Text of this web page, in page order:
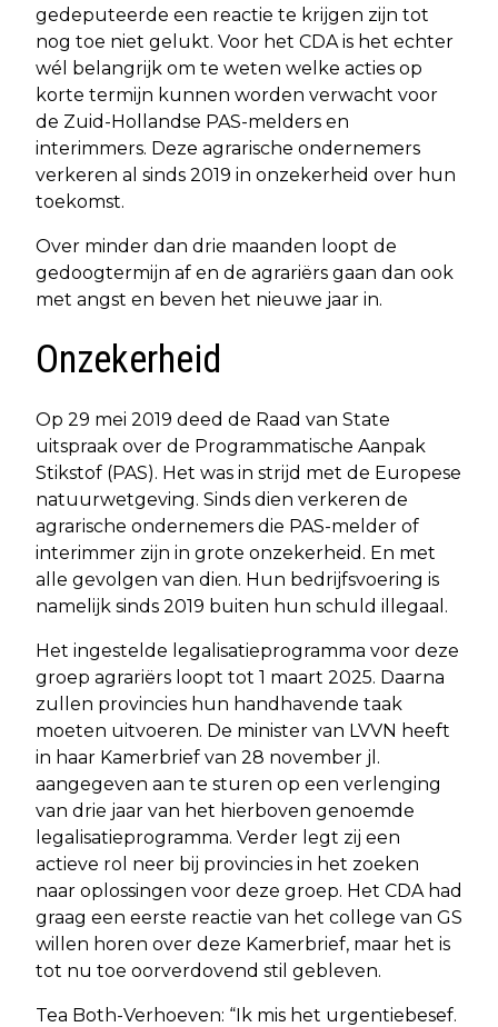
gedeputeerde een reactie te krijgen zijn tot
nog toe niet gelukt. Voor het CDA is het echter
wél belangrijk om te weten welke acties op
korte termijn kunnen worden verwacht voor
de Zuid-Hollandse PAS-melders en
interimmers. Deze agrarische ondernemers
verkeren al sinds 2019 in onzekerheid over hun
toekomst.
Over minder dan drie maanden loopt de
gedoogtermijn af en de agrariërs gaan dan ook
met angst en beven het nieuwe jaar in.
Onzekerheid
Op 29 mei 2019 deed de Raad van State
uitspraak over de Programmatische Aanpak
Stikstof (PAS). Het was in strijd met de Europese
natuurwetgeving. Sinds dien verkeren de
agrarische ondernemers die PAS-melder of
interimmer zijn in grote onzekerheid. En met
alle gevolgen van dien. Hun bedrijfsvoering is
namelijk sinds 2019 buiten hun schuld illegaal.
Het ingestelde legalisatieprogramma voor deze
groep agrariërs loopt tot 1 maart 2025. Daarna
zullen provincies hun handhavende taak
moeten uitvoeren. De minister van LVVN heeft
in haar Kamerbrief van 28 november jl.
aangegeven aan te sturen op een verlenging
van drie jaar van het hierboven genoemde
legalisatieprogramma. Verder legt zij een
actieve rol neer bij provincies in het zoeken
naar oplossingen voor deze groep. Het CDA had
graag een eerste reactie van het college van GS
willen horen over deze Kamerbrief, maar het is
tot nu toe oorverdovend stil gebleven.
Tea Both-Verhoeven: “Ik mis het urgentiebesef.